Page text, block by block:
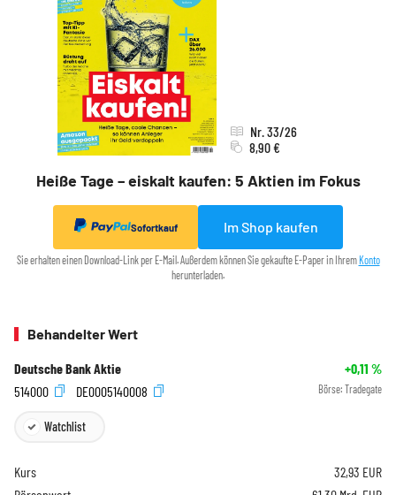
Heiße Tage – eiskalt kaufen: 5 Aktien im Fokus
Nr. 33/26
8,90 €
Sofortkauf Im Shop kaufen
Sie erhalten einen Download-Link per E-Mail. Außerdem können Sie gekaufte E-Paper in Ihrem Konto
herunterladen.
Behandelter Wert
Deutsche Bank Aktie +0,11 %
514000
DE0005140008 Börse: Tradegate
Watchlist
Kurs 32,93 EUR